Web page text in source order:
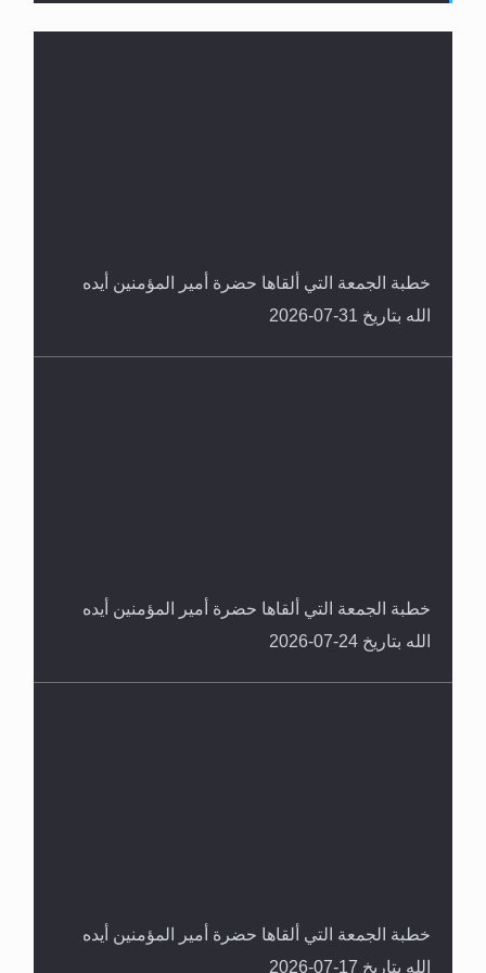
المفهوم الحقيقي للجهاد الإسلامي..
خطبة الجمعة التي ألقاها حضرة أمير المؤمنين أيده
الله بتاريخ 31-07-2026
خطبة الجمعة التي ألقاها حضرة أمير المؤمنين أيده
الله بتاريخ 24-07-2026
خطبة الجمعة التي ألقاها حضرة أمير المؤمنين أيده
الله بتاريخ 17-07-2026